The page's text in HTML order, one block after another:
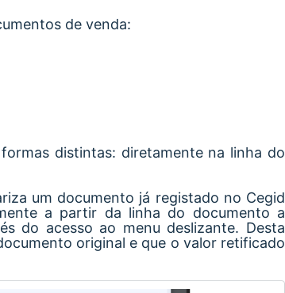
de venda:
distintas: diretamente na linha do
um documento já registado no Cegid
a partir da linha do documento a
do acesso ao menu deslizante. Desta
original e que o valor retificado